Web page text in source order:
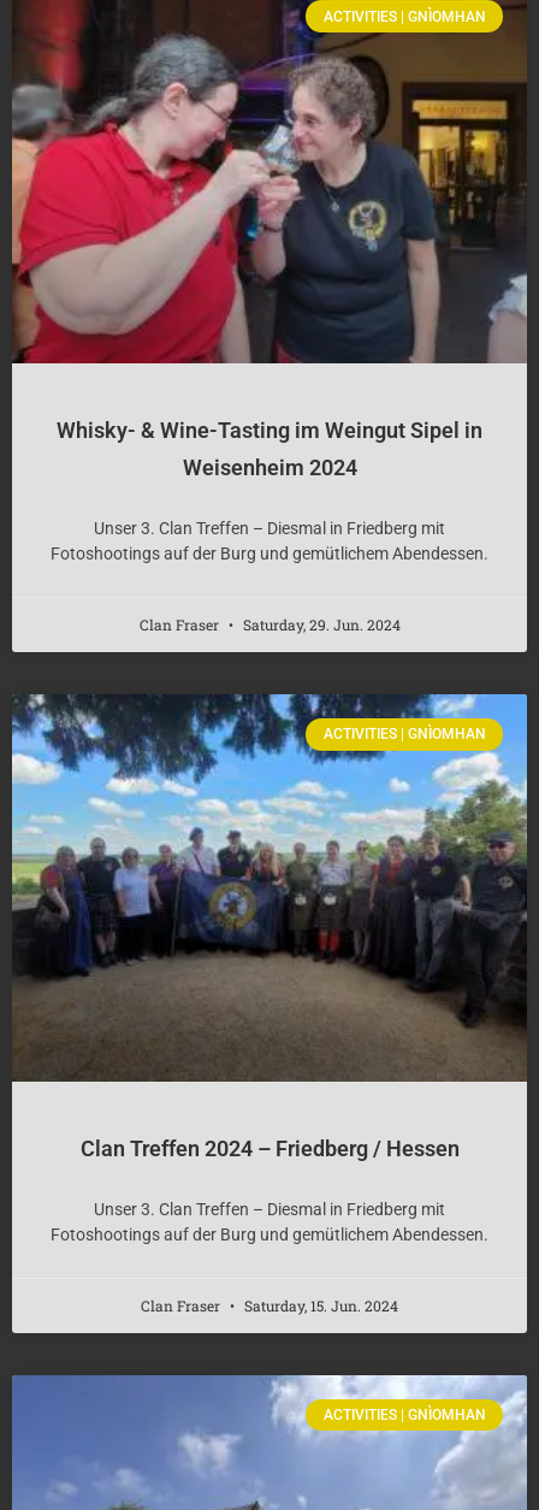
ACTIVITIES | GNÌOMHAN
Whisky- & Wine-Tasting im Weingut Sipel in
Weisenheim 2024
Unser 3. Clan Treffen – Diesmal in Friedberg mit
Fotoshootings auf der Burg und gemütlichem Abendessen.
Clan Fraser Saturday, 29. Jun. 2024
ACTIVITIES | GNÌOMHAN
Clan Treffen 2024 – Friedberg / Hessen
Unser 3. Clan Treffen – Diesmal in Friedberg mit
Fotoshootings auf der Burg und gemütlichem Abendessen.
Clan Fraser Saturday, 15. Jun. 2024
ACTIVITIES | GNÌOMHAN